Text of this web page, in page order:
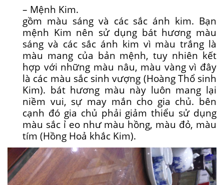
– Mệnh Kim.
gồm màu sáng và các sắc ánh kim. Bạn
mệnh Kim nên sử dụng bát hương màu
sáng và các sắc ánh kim vì màu trắng là
màu mang của bản mệnh, tuy nhiên kết
hợp với những màu nâu, màu vàng vì đây
là các màu sắc sinh vượng (Hoàng Thổ sinh
Kim). bát hương màu này luôn mang lại
niềm vui, sự may mắn cho gia chủ. bên
cạnh đó gia chủ phải giảm thiểu sử dụng
màu sắc ỉ eo như màu hồng, màu đỏ, màu
tím (Hồng Hoả khắc Kim).